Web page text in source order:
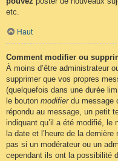
etc.
Haut
Comment modifier ou
À moins d’être administrateur
supprimer que vos propres
(quelquefois dans une durée
le bouton modifierdu message
répondu au message, un petit
indiquant qu’il a été modifié, le
la date et l’heure de la
pas si un modérateur ou un
cependant ils ont la possibilité